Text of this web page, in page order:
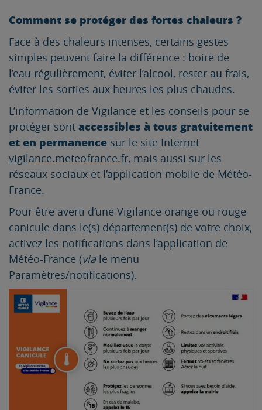
Comment se protéger des fortes chaleurs ?
Face à des chaleurs intenses, certains gestes
simples peuvent faire la différence : boire de
l’eau régulièrement, éviter l’alcool, rester au frais,
éviter les sorties aux heures les plus chaudes.
L’information de Vigilance et les conseils pour se
protéger sont accessibles à tous gratuitement
et en permanence sur le site Internet
vigilance.meteofrance.fr, mais aussi sur les
réseaux sociaux et l’application mobile de Météo-
France.
Pour être averti d’une Vigilance orange ou rouge
canicule dans le(s) département(s) de votre choix,
activez les notifications dans l’application de
Météo-France (via le menu
Paramètres/notifications).